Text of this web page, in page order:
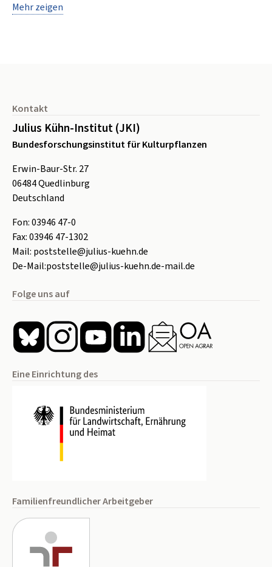
Mehr zeigen
Kontakt
Julius Kühn-Institut (JKI)
Bundesforschungsinstitut für Kulturpflanzen
Erwin-Baur-Str. 27
06484Quedlinburg
Deutschland
Fon:03946 47-0
Fax:03946 47-1302
Mail: poststelle@julius-kuehn.de
De-Mail:poststelle@julius-kuehn.de-mail.de
Folge uns auf
Eine Einrichtung des
Familienfreundlicher Arbeitgeber